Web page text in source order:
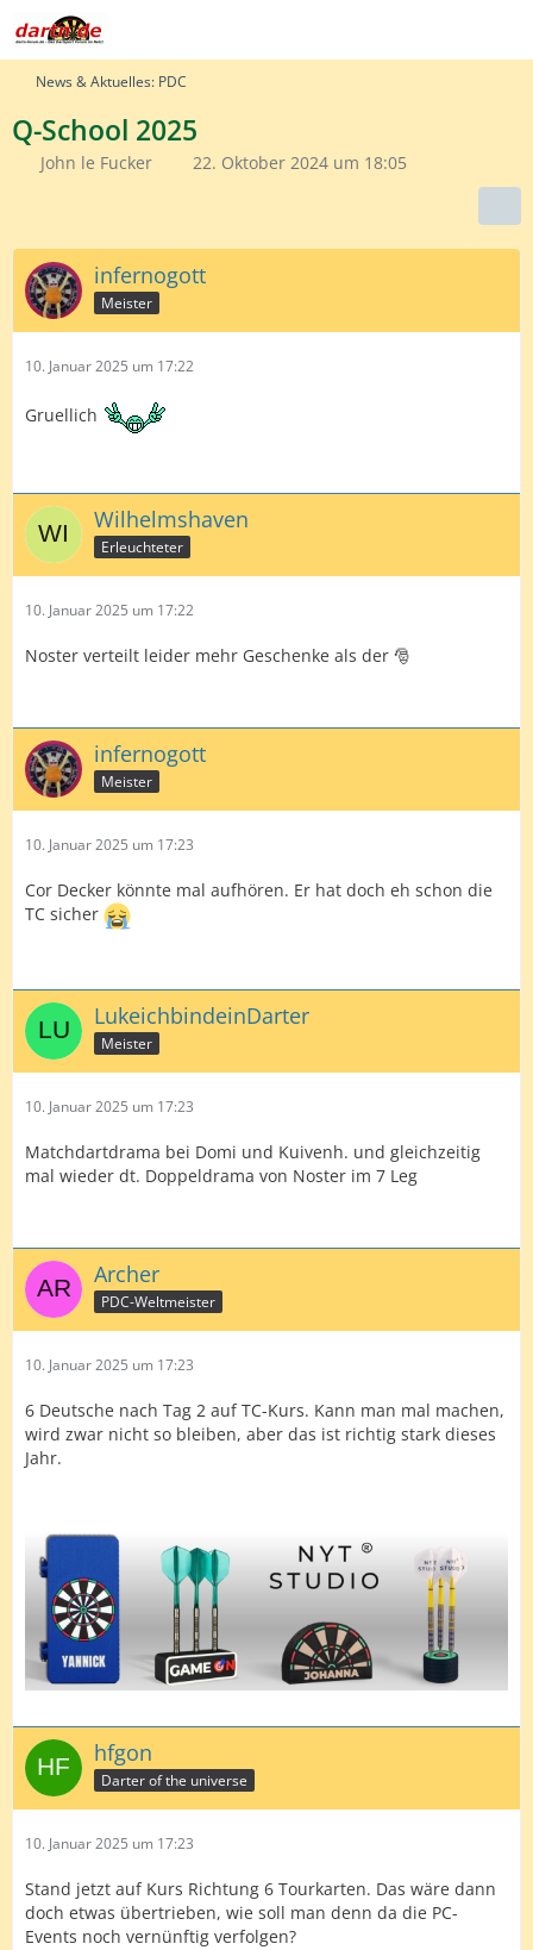
News & Aktuelles: PDC
Q-School 2025
John le Fucker 22. Oktober 2024 um 18:05
infernogott
Meister
10. Januar 2025 um 17:22
Gruellich
Wilhelmshaven
Erleuchteter
10. Januar 2025 um 17:22
Noster verteilt leider mehr Geschenke als der 🎅
infernogott
Meister
10. Januar 2025 um 17:23
Cor Decker könnte mal aufhören. Er hat doch eh schon die
TC sicher
LukeichbindeinDarter
Meister
10. Januar 2025 um 17:23
Matchdartdrama bei Domi und Kuivenh. und gleichzeitig
mal wieder dt. Doppeldrama von Noster im 7 Leg
Archer
PDC-Weltmeister
10. Januar 2025 um 17:23
6 Deutsche nach Tag 2 auf TC-Kurs. Kann man mal machen,
wird zwar nicht so bleiben, aber das ist richtig stark dieses
Jahr.
hfgon
Darter of the universe
10. Januar 2025 um 17:23
Stand jetzt auf Kurs Richtung 6 Tourkarten. Das wäre dann
doch etwas übertrieben, wie soll man denn da die PC-
Events noch vernünftig verfolgen?